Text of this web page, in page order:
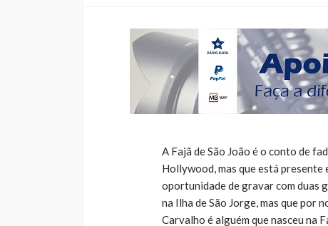
A Fajã de São João é o conto de
Hollywood, mas que está presente
oportunidade de gravar com duas
na Ilha de São Jorge, mas que por
Carvalho é alguém que nasceu na